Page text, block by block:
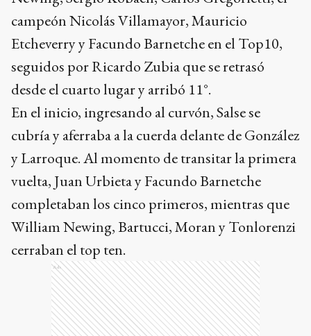
campeón Nicolás Villamayor, Mauricio
Etcheverry y Facundo Barnetche en el Top10,
seguidos por Ricardo Zubia que se retrasó
desde el cuarto lugar y arribó 11°.
En el inicio, ingresando al curvón, Salse se
cubría y aferraba a la cuerda delante de González
y Larroque. Al momento de transitar la primera
vuelta, Juan Urbieta y Facundo Barnetche
completaban los cinco primeros, mientras que
William Newing, Bartucci, Moran y Tonlorenzi
cerraban el top ten.
Ads